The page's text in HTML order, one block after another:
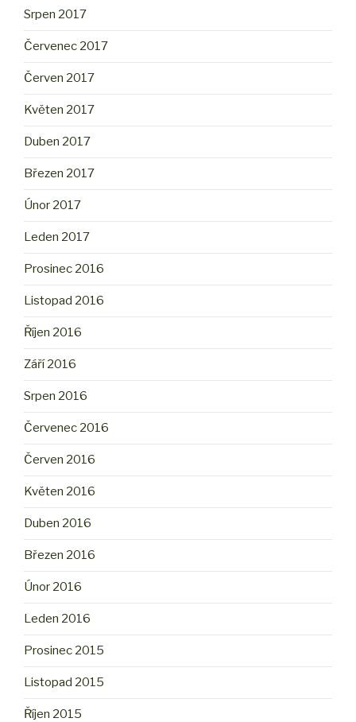
Srpen 2017
Červenec 2017
Červen 2017
Květen 2017
Duben 2017
Březen 2017
Únor 2017
Leden 2017
Prosinec 2016
Listopad 2016
Říjen 2016
Září 2016
Srpen 2016
Červenec 2016
Červen 2016
Květen 2016
Duben 2016
Březen 2016
Únor 2016
Leden 2016
Prosinec 2015
Listopad 2015
Říjen 2015